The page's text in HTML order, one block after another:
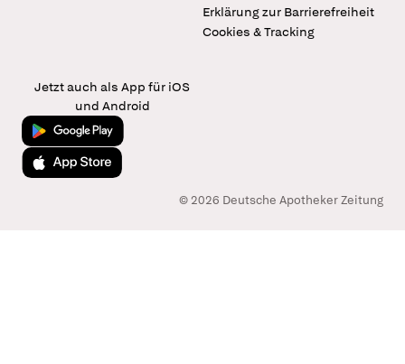
Erklärung zur Barrierefreiheit
Cookies & Tracking
Jetzt auch als App für iOS
und Android
Jetzt bei Google Play
Laden im App Store
© 2026 Deutsche Apotheker Zeitung